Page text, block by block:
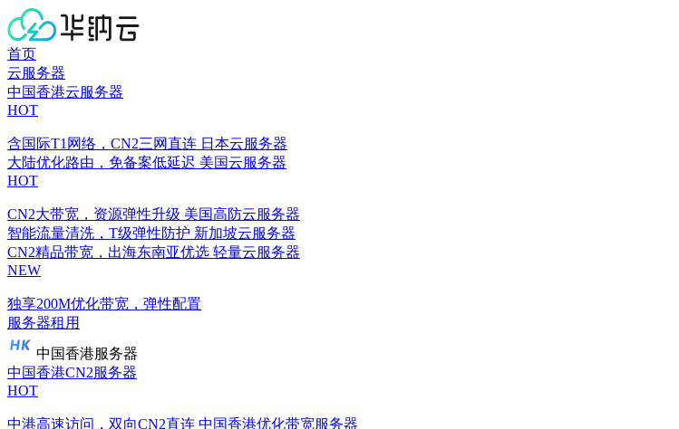
首页
云服务器
中国香港云服务器
HOT
含国际T1网络，CN2三网直连 日本云服务器
大陆优化路由，免备案低延迟 美国云服务器
HOT
CN2大带宽，资源弹性升级 美国高防云服务器
智能流量清洗，T级弹性防护 新加坡云服务器
CN2精品带宽，出海东南亚优选 轻量云服务器
NEW
独享200M优化带宽，弹性配置
服务器租用
中国香港服务器
中国香港CN2服务器
HOT
中港高速访问，双向CN2直连 中国香港优化带宽服务器